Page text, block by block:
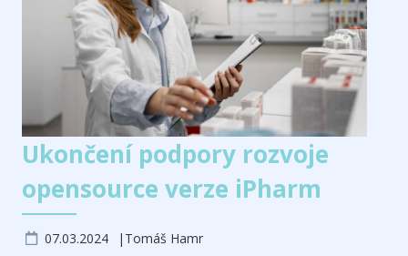
Ukončení podpory rozvoje
opensource verze iPharm
07.03.2024 Tomáš Hamr